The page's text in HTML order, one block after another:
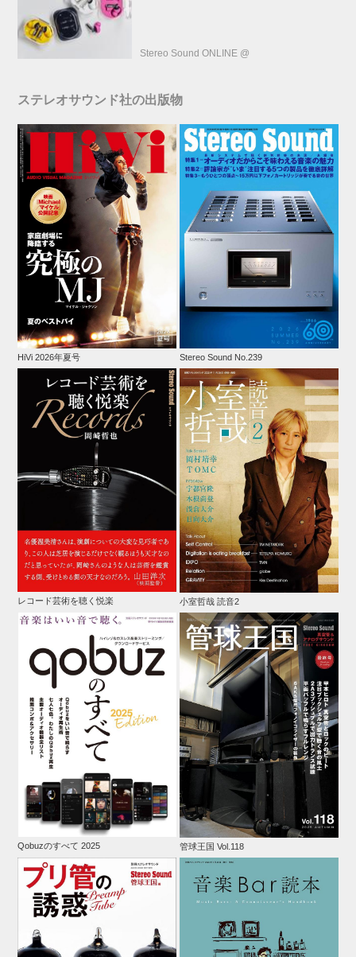
Stereo Sound ONLINE @
ステレオサウンド社の出版物
HiVi 2026年夏号 Stereo Sound No.239
レコード芸術を聴く悦楽 小室哲哉 読音2
Qobuzのすべて 2025 管球王国 Vol.118